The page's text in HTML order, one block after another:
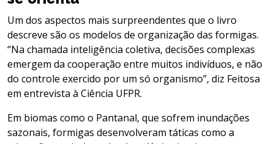
Um dos aspectos mais surpreendentes que o livro
descreve são os modelos de organização das formigas.
“Na chamada inteligência coletiva, decisões complexas
emergem da cooperação entre muitos indivíduos, e não
do controle exercido por um só organismo”, diz Feitosa
em entrevista à Ciência UFPR.
Em biomas como o Pantanal, que sofrem inundações
sazonais, formigas desenvolveram táticas como a